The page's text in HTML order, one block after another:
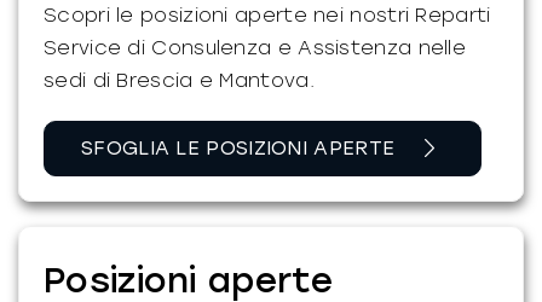
Scopri le posizioni aperte nei nostri Reparti
Service di Consulenza e Assistenza nelle
sedi di Brescia e Mantova.
SFOGLIA LE POSIZIONI APERTE
Posizioni aperte